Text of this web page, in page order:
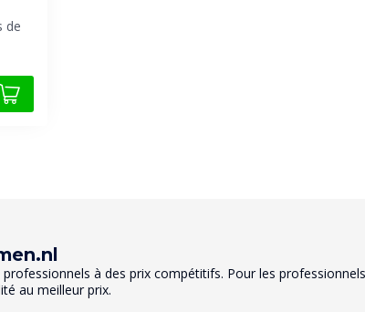
de
à des prix compétitifs. Pour les
au meilleur prix.